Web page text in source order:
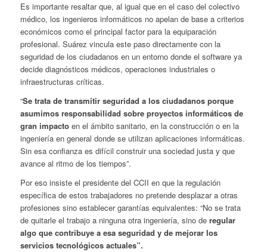
Es importante resaltar que, al igual que en el caso del colectivo
médico, los ingenieros informáticos no apelan de base a criterios
económicos como el principal factor para la equiparación
profesional. Suárez vincula este paso directamente con la
seguridad de los ciudadanos en un entorno donde el software ya
decide diagnósticos médicos, operaciones industriales o
infraestructuras críticas.
“Se trata de transmitir seguridad a los ciudadanos porque
asumimos responsabilidad sobre proyectos informáticos de
gran impactoen el ámbito sanitario, en la construcción o en la
ingeniería en general donde se utilizan aplicaciones informáticas.
Sin esa confianza es difícil construir una sociedad justa y que
avance al ritmo de los tiempos”.
Por eso insiste el presidente del CCII en que la regulación
específica de estos trabajadores no pretende desplazar a otras
profesiones sino establecer garantías equivalentes: “No se trata
de quitarle el trabajo a ninguna otra ingeniería, sino de regular
algo que contribuye a esa seguridad y de mejorar los
servicios tecnológicos actuales”.